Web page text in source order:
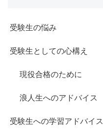
受験生の悩み
受験生としての心構え
現役合格のために
浪人生へのアドバイス
受験生への学習アドバイス